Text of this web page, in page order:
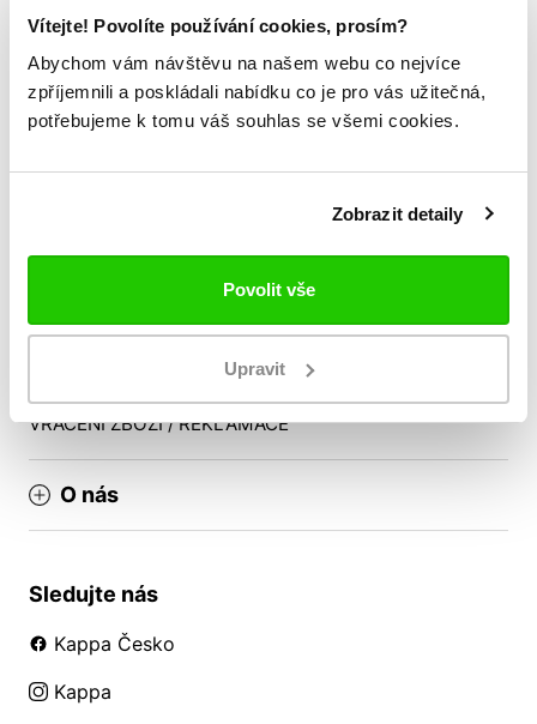
Vítejte! Povolíte používání cookies, prosím?
Abychom vám návštěvu na našem webu co nejvíce
zpříjemnili a poskládali nabídku co je pro vás užitečná,
potřebujeme k tomu váš souhlas se všemi cookies.
Zobrazit detaily
Povolit vše
Upravit
Slabyhoudova@allsports.cz
Vše o nákupu
Reklamační řád
VRÁCENÍ ZBOŽÍ / REKLAMACE
O nás
Sledujte nás
Kappa Česko
Kappa